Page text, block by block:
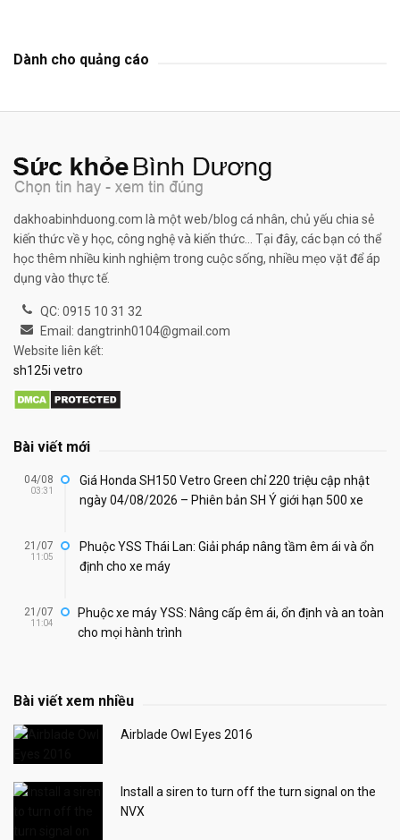
Dành cho quảng cáo
dakhoabinhduong.com là một web/blog cá nhân, chủ yếu chia sẻ
kiến thức về y học, công nghệ và kiến thức... Tại đây, các bạn có thể
học thêm nhiều kinh nghiệm trong cuộc sống, nhiều mẹo vặt để áp
dụng vào thực tế.
QC: 0915 10 31 32
Email: dangtrinh0104@gmail.com
Website liên kết:
sh125i vetro
Bài viết mới
04/08
03:31
Giá Honda SH150 Vetro Green chỉ 220 triệu cập nhật
ngày 04/08/2026 – Phiên bản SH Ý giới hạn 500 xe
21/07
11:05
Phuộc YSS Thái Lan: Giải pháp nâng tầm êm ái và ổn
định cho xe máy
21/07
11:04
Phuộc xe máy YSS: Nâng cấp êm ái, ổn định và an toàn
cho mọi hành trình
Bài viết xem nhiều
Airblade Owl Eyes 2016
Install a siren to turn off the turn signal on the
NVX